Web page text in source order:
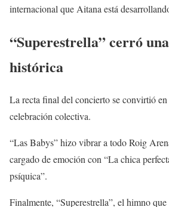
internacional que Aitana está
“Superestrella” cerró
histórica
La recta final del concierto se convirtió
celebración colectiva.
“Las Babys” hizo vibrar a todo Roig
cargado de emoción con “La chica
psíquica”.
Finalmente, “Superestrella”, el himno